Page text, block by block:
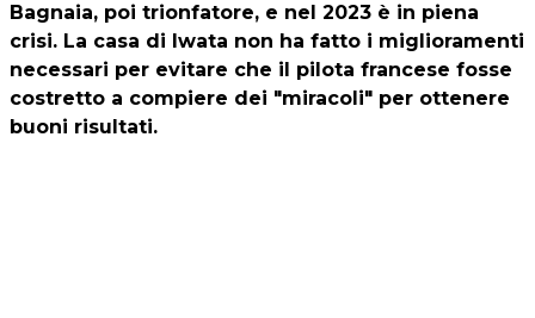
Bagnaia, poi trionfatore, e nel 2023 è in piena
crisi. La casa di Iwata non ha fatto i miglioramenti
necessari per evitare che il pilota francese fosse
costretto a compiere dei "miracoli" per ottenere
buoni risultati.